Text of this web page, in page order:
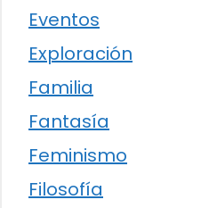
Eventos
Exploración
Familia
Fantasía
Feminismo
Filosofía